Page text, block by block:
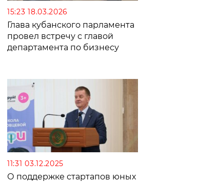
15:23 18.03.2026
Глава кубанского парламента
провел встречу с главой
департамента по бизнесу
11:31 03.12.2025
О поддержке стартапов юных